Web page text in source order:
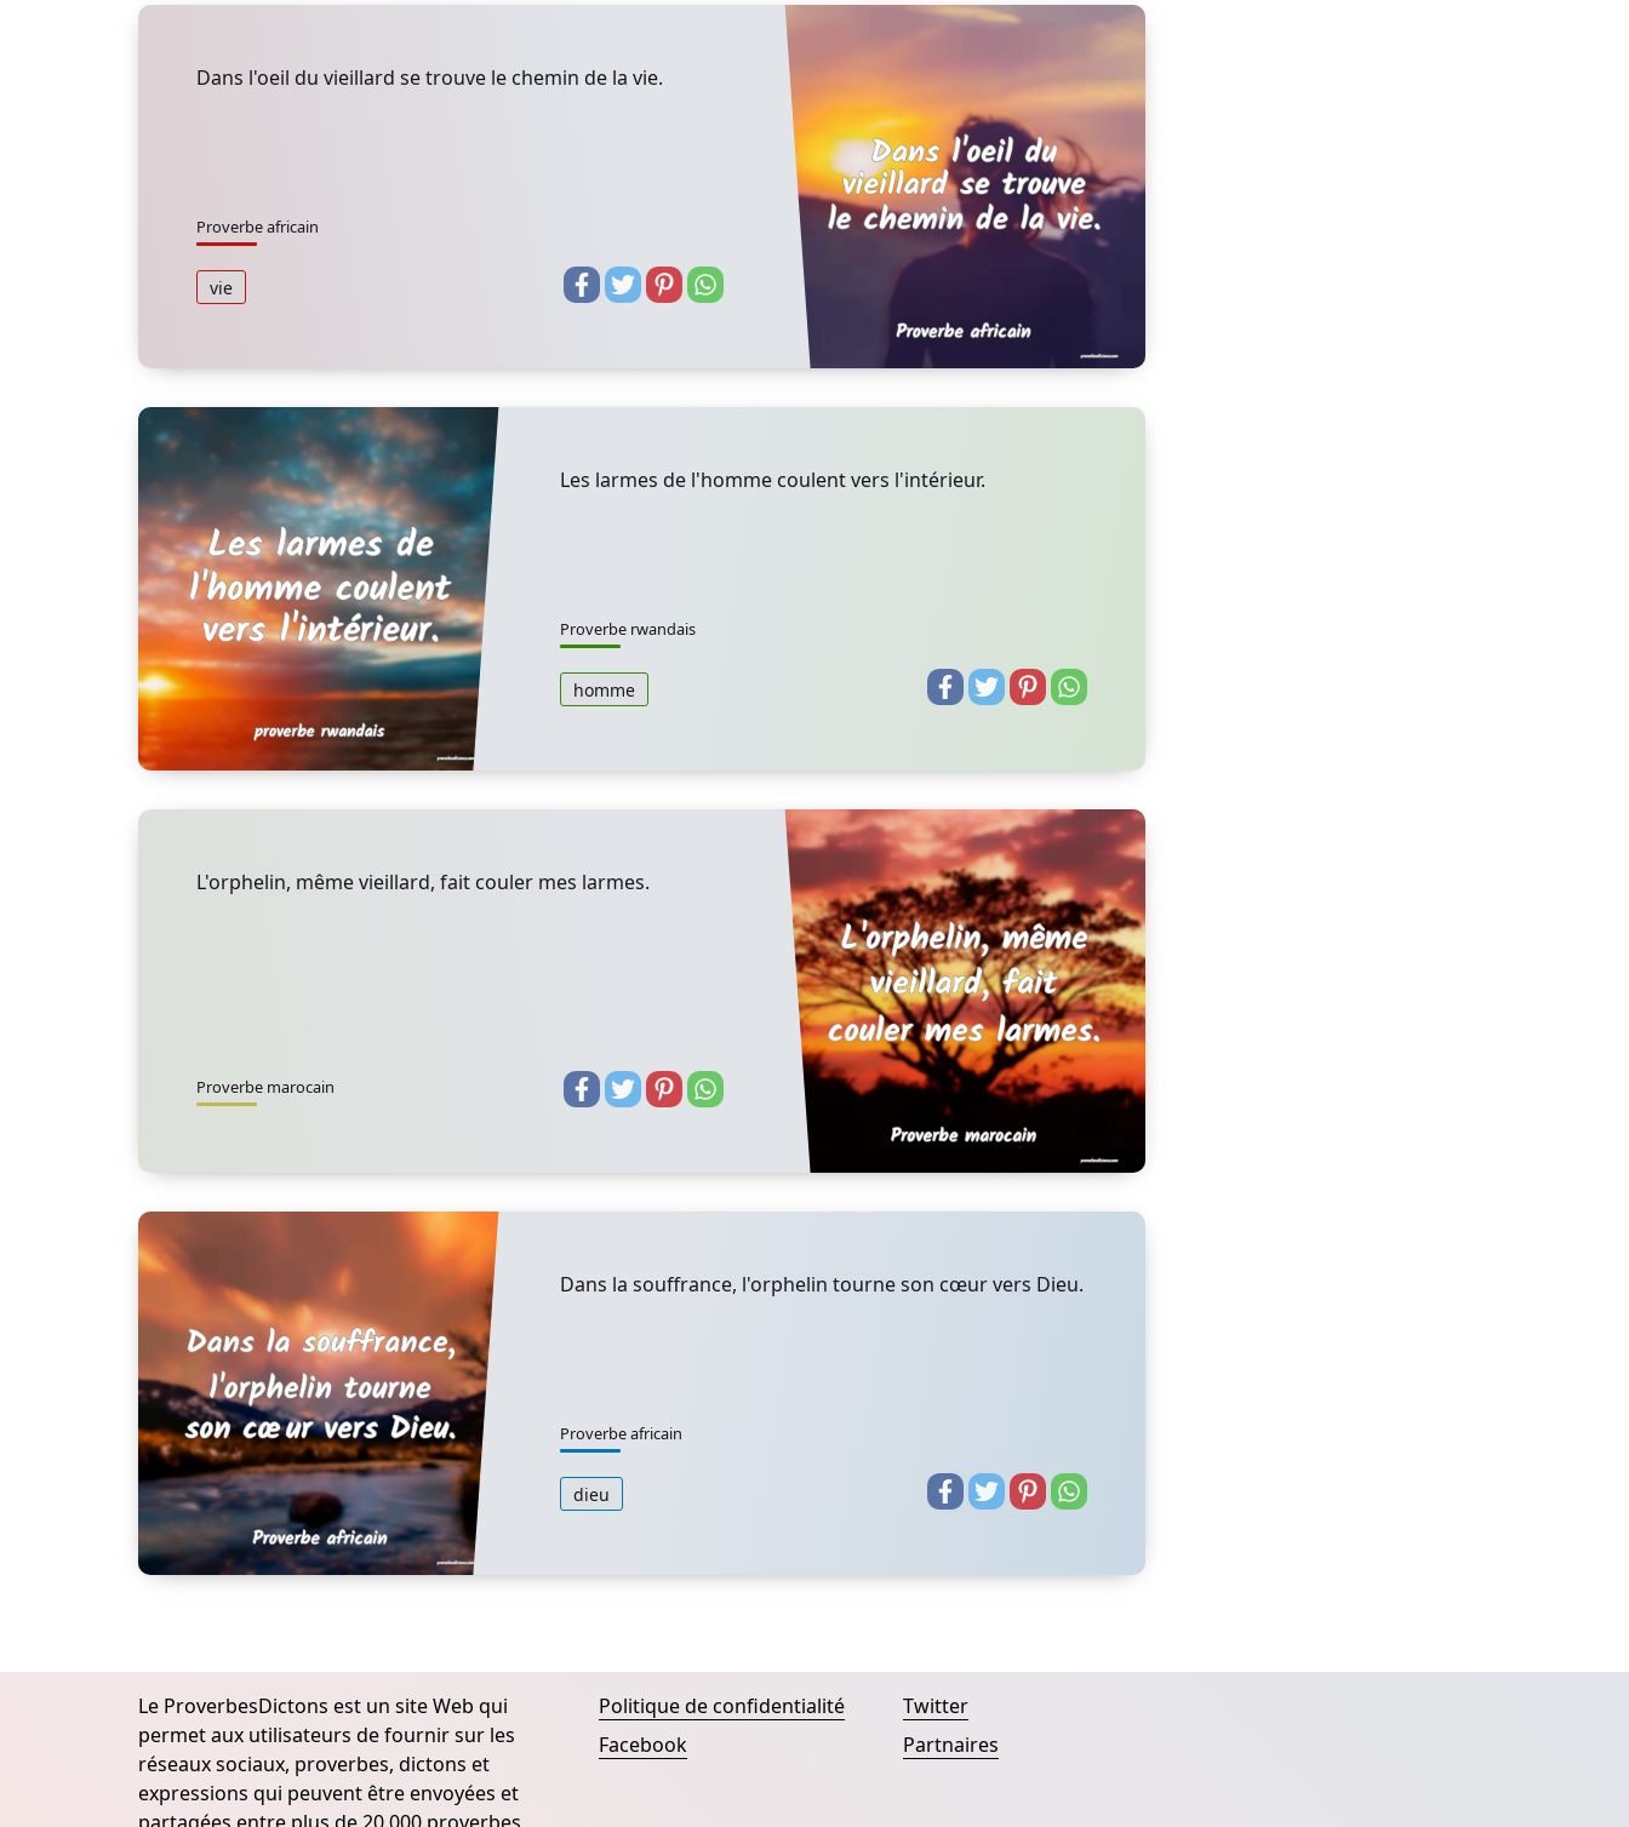
Dans l'oeil du vieillard se trouve le chemin de la vie.
Proverbe africain
vie
Les larmes de l'homme coulent vers l'intérieur.
Proverbe rwandais
homme
L'orphelin, même vieillard, fait couler mes larmes.
Proverbe marocain
Dans la souffrance, l'orphelin tourne son cœur vers Dieu.
Proverbe africain
dieu
Le ProverbesDictons est un site Web qui
permet aux utilisateurs de fournir sur les
réseaux sociaux, proverbes, dictons et
expressions qui peuvent être envoyées et
Politique de confidentialité
Facebook
Twitter
Partnaires